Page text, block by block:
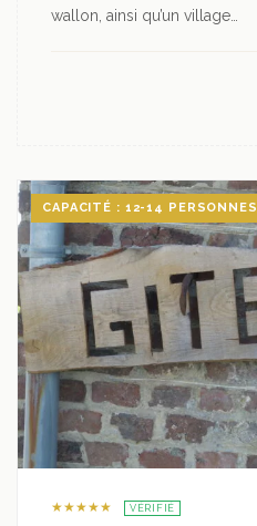
wallon, ainsi qu’un village…
CAPACITÉ : 12-14 PERSONNES
★★★★★ VÉRIFIÉ